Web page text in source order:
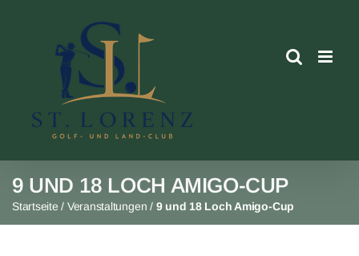
9 UND 18 LOCH AMIGO-CUP
Startseite / Veranstaltungen / 9 und 18 Loch Amigo-Cup